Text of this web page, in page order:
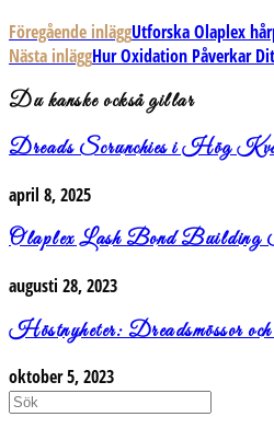
Föregående inläggUtforska Olaplex
Nästa inläggHur Oxidation Påverkar
Du kanske också gillar
Dreads Scrunchies i Hög
april 8, 2025
Olaplex Lash Bond Building
augusti 28, 2023
Höstnyheter: Dreadsmössor och
oktober 5, 2023